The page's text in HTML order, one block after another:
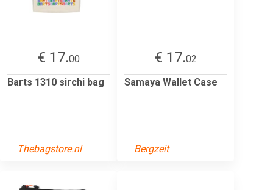
€ 17.00
Barts 1310 sirchi bag
Thebagstore.nl
€ 17.02
Samaya Wallet Case
Bergzeit